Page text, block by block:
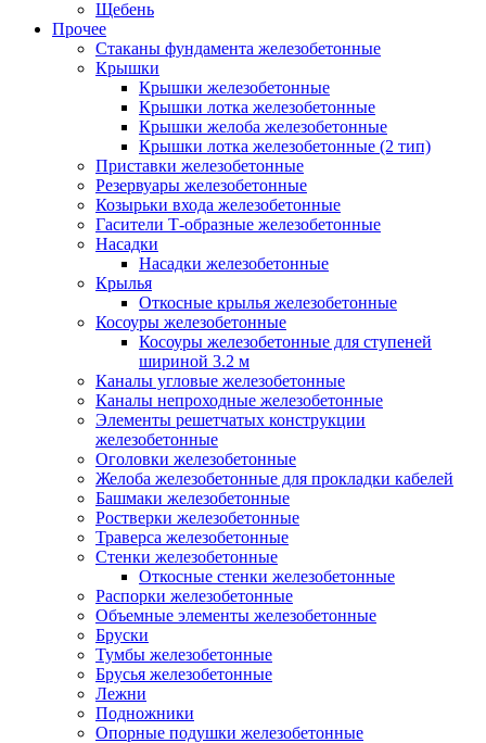
Щебень
Прочее
Стаканы фундамента железобетонные
Крышки
Крышки железобетонные
Крышки лотка железобетонные
Крышки желоба железобетонные
Крышки лотка железобетонные (2 тип)
Приставки железобетонные
Резервуары железобетонные
Козырьки входа железобетонные
Гасители Т-образные железобетонные
Насадки
Насадки железобетонные
Крылья
Откосные крылья железобетонные
Косоуры железобетонные
Косоуры железобетонные для ступеней
шириной 3.2 м
Каналы угловые железобетонные
Каналы непроходные железобетонные
Элементы решетчатых конструкции
железобетонные
Оголовки железобетонные
Желоба железобетонные для прокладки кабелей
Башмаки железобетонные
Ростверки железобетонные
Траверса железобетонные
Стенки железобетонные
Откосные стенки железобетонные
Распорки железобетонные
Объемные элементы железобетонные
Бруски
Тумбы железобетонные
Брусья железобетонные
Лежни
Подножники
Опорные подушки железобетонные